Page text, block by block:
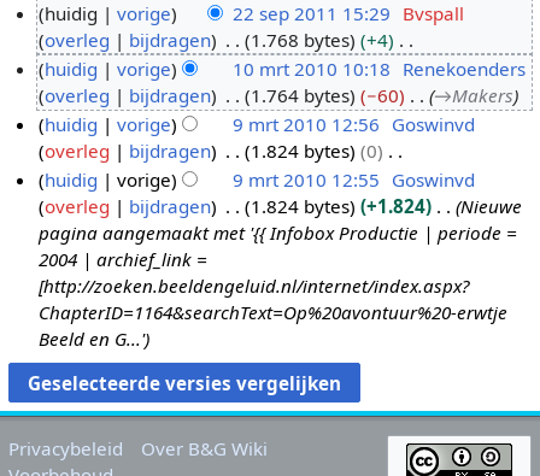
2
e
2
huidig vorige 22 sep 2011 15:29 Bvspall
overleg
bijdragen 1.768 bytes
+4
G
e
e
n
b
e
w
e
r
k
i
n
g
s
a
0
huidig vorige 10 mrt 2010 10:18 Renekoenders
overleg
bijdragen 1.764 bytes −60 →Makers
m
huidig vorige 9 mrt 2010 12:56 Goswinvd
overleg
bijdragen 1.824 bytes
0
G
e
e
n
b
e
w
e
r
k
i
n
huidig vorige 9 mrt 2010 12:55 Goswinvd
overleg
bijdragen 1.824 bytes +1.824
Nieuwe
pagina aangemaakt met '{{ Infobox Productie | periode =
2004 | archief_link =
[http://zoeken.beeldengeluid.nl/internet/index.aspx?
ChapterID=1164&searchText=Op%20avontuur%20-erwtje
Beeld en G...'
Privacybeleid
Over B&G Wiki